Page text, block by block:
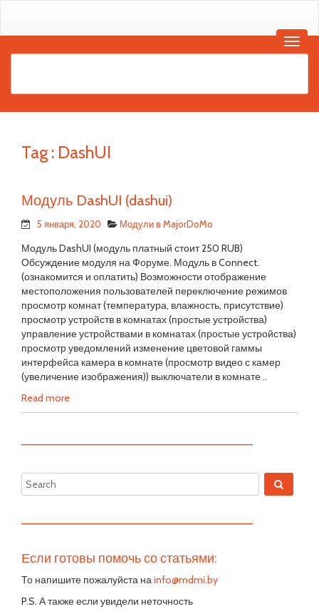
Tag : DashUI
Модуль DashUI (dashui)
5 января, 2020 Модули в MajorDoMo
Модуль DashUI (модуль платный стоит 250 RUB)
Обсуждение модуля на Форуме. Модуль в Connect.
(ознакомится и оплатить) Возможности отображение
местоположения пользователей переключение режимов
просмотр комнат (температура, влажность, присутствие)
просмотр устройств в комнатах (простые устройства)
управление устройствами в комнатах (простые устройства)
просмотр уведомлений изменение цветовой гаммы
интерфейса камера в комнате (просмотр видео с камер
(увеличение изображения)) выключатели в комнате ..
Read more
—————————————————————————
—————————————————————————
Если готовы помочь со статьями:
То напишите пожалуйста наinfo@mdmi.by
P.S. А также если увидели неточность